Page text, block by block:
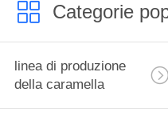
Categorie
linea di produzione
della caramella